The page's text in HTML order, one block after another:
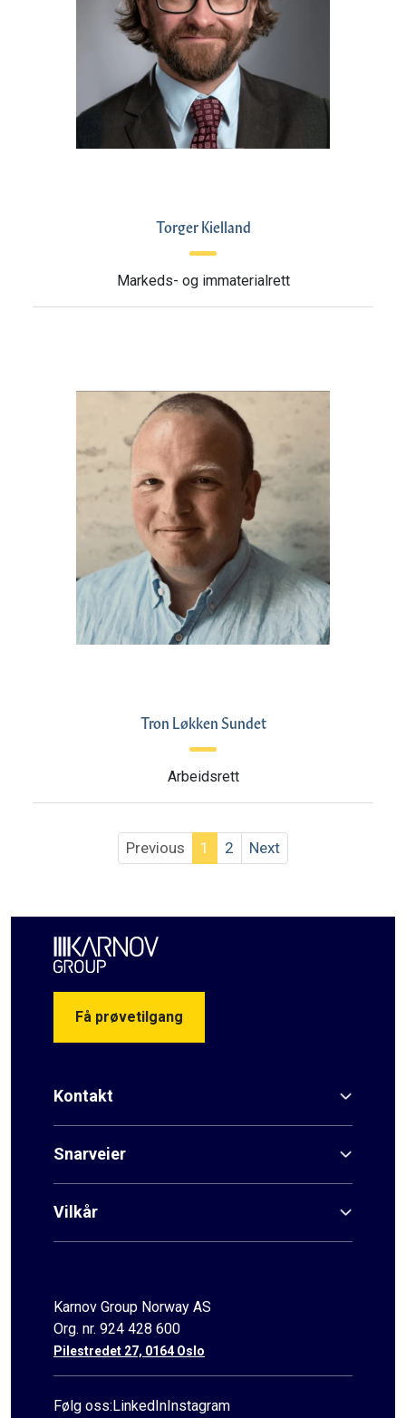
Torger Kielland
Markeds- og immaterialrett
Tron Løkken Sundet
Arbeidsrett
Previous 1 2 Next
Få prøvetilgang
Kontakt
Snarveier
Vilkår
Karnov Group Norway AS
Org. nr. 924 428 600
Pilestredet 27, 0164 Oslo
Følg oss:LinkedInInstagram